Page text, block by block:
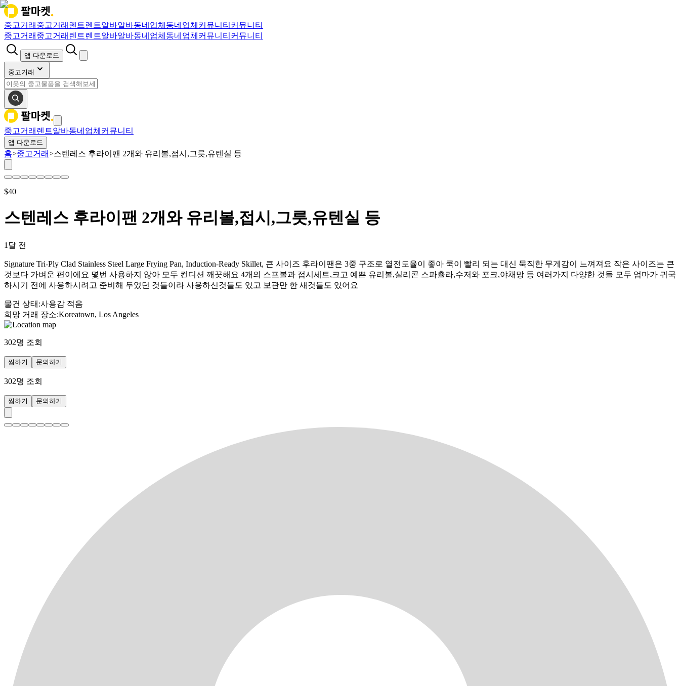
중고거래 중고거래 렌트렌트알바알바동네업체 동네업체 커뮤니티 커뮤니티
중고거래 중고거래 렌트렌트알바알바동네업체 동네업체 커뮤니티 커뮤니티
앱 다운로드
중고거래
중고거래 렌트알바동네업체 커뮤니티
앱 다운로드
홈>중고거래>스텐레스 후라이팬 2개와 유리볼,접시,그릇,유텐실 등
$40
스텐레스 후라이팬 2개와 유리볼,접시,그릇,유텐실 등
1달 전
Signature Tri-Ply Clad Stainless Steel Large Frying Pan, Induction-Ready Skillet, 큰 사이즈 후라이팬은 3중 구조로 열전도율이 좋아 쿡이 빨리 되는 대신 묵직한 무게감이 느껴져요 작은 사이즈는 큰
것보다 가벼운 편이에요 몇번 사용하지 않아 모두 컨디션 깨끗해요 4개의 스프볼과 접시세트,크고 예쁜 유리볼,실리콘 스파츌라,수저와 포크,야채망 등 여러가지 다양한 것들 모두 엄마가 귀국
하시기 전에 사용하시려고 준비해 두었던 것들이라 사용하신것들도 있고 보관만 한 새것들도 있어요
물건 상태 :사용감 적음
희망 거래 장소:Koreatown, Los Angeles
302명 조회
찜하기 문의하기
302명 조회
찜하기 문의하기